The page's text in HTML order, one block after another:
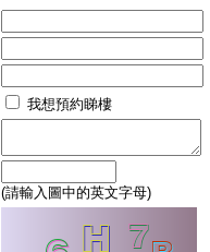
我想預約睇樓
(請輸入圖中的英文字母)